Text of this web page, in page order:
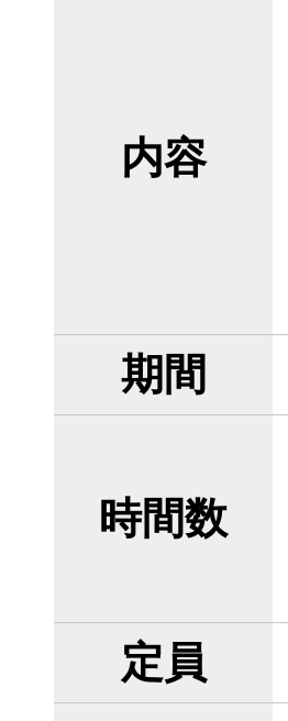
内容
期間
時間数
定員